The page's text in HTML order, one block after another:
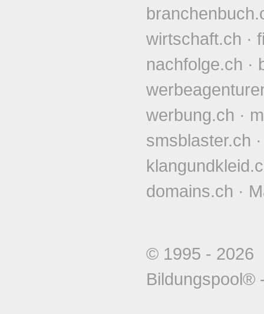
wirtschaft.ch ·
nachfolge.ch ·
werbung.ch ·
smsblaster.ch
domains.ch ·
© 1995 -
Bildungspool®